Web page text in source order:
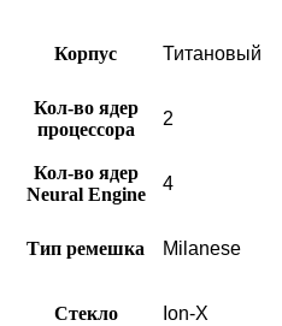
Корпус Титановый
Кол-во ядер
процессора
2
Кол-во ядер
Neural Engine
4
Тип ремешка Milanese
Стекло Ion-X